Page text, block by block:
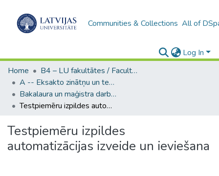
Communities & Collections All of
Log In
Home
B4 – LU fakultātes / Faculties of the UL
A -- Eksakto zinātņu un tehnoloģiju fakultāte / Faculty of Science and Technology
Bakalaura un maģistra darbi (EZTF) / Bachelor's and Master's theses
Testpiemēru izpildes automatizācijas izveide un ieviešana
Testpiemēru izpildes
automatizācijas izveide un ieviešana